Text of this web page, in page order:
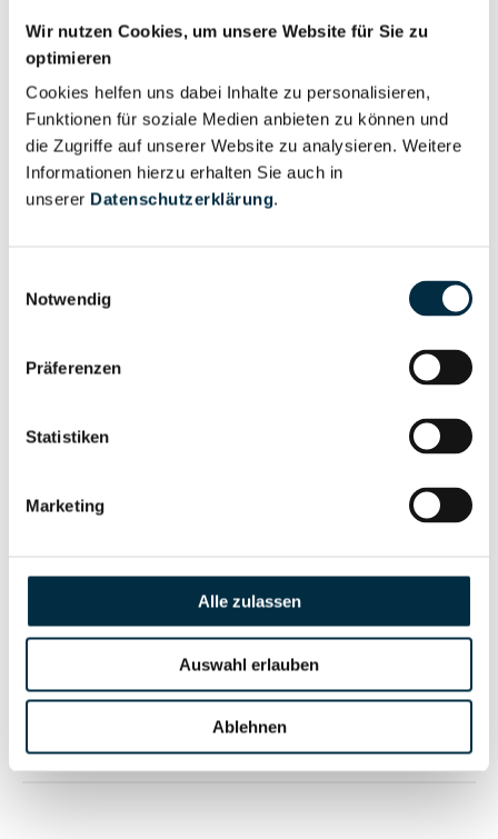
Wir nutzen Cookies, um unsere Website für Sie zu
optimieren
Cookies helfen uns dabei Inhalte zu personalisieren,
Funktionen für soziale Medien anbieten zu können und
die Zugriffe auf unserer Website zu analysieren. Weitere
Informationen hierzu erhalten Sie auch in
unserer Datenschutzerklärung.
Notwendig
Präferenzen
Statistiken
Marketing
Alle zulassen
Auswahl erlauben
Ablehnen
Liquidator (1)
Für registrierte
Nutzer
Wirtschaftlich
Vollständiges
Unternehmensprofil
Unternehmensnetzwerk
anfragen
Wirtschaftlich
Vollständiges
Unternehmensprofil
anfragen